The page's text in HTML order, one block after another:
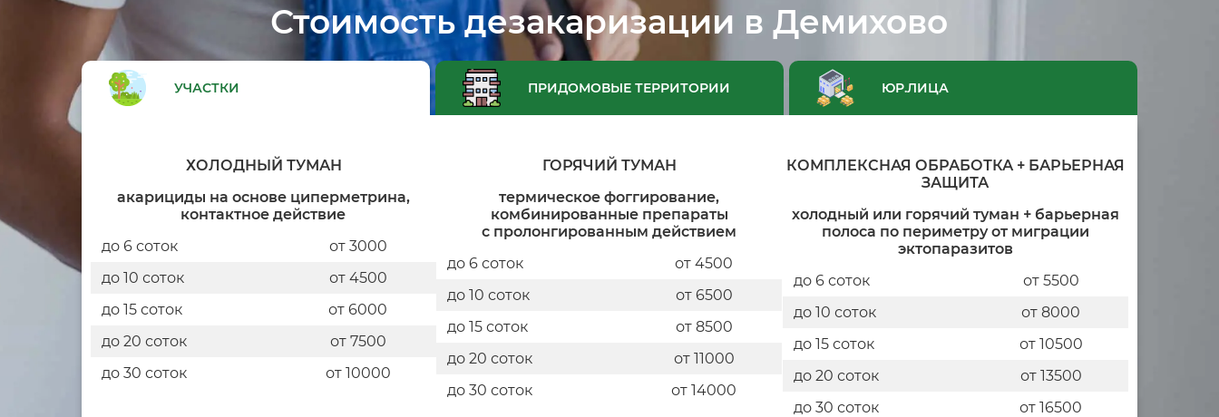
Стоимость дезакаризации в Демихово
УЧАСТКИ ПРИДОМОВЫЕ ТЕРРИТОРИИ ЮР.ЛИЦА
ХОЛОДНЫЙ ТУМАН
акарициды на основе циперметрина,
контактное действие
до 6 соток
от 3000
до 10 соток
от 4500
до 15 соток
от 6000
до 20 соток
от 7500
до 30 соток
от 10000
ГОРЯЧИЙ ТУМАН
термическое фоггирование,
комбинированные препараты
с пролонгированным действием
до 6 соток
от 4500
до 10 соток
от 6500
до 15 соток
от 8500
до 20 соток
от 11000
до 30 соток
от 14000
КОМПЛЕКСНАЯ ОБРАБОТКА + БАРЬЕРНАЯ
ЗАЩИТА
холодный или горячий туман + барьерная
полоса по периметру от миграции
эктопаразитов
до 6 соток
от 5500
до 10 соток
от 8000
до 15 соток
от 10500
до 20 соток
от 13500
до 30 соток
от 16500